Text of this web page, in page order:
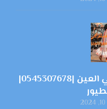
شركة مكافحة الحمام في العين |0545307678|